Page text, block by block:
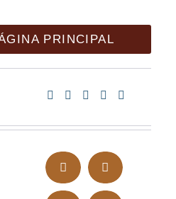
PRINCIPAL